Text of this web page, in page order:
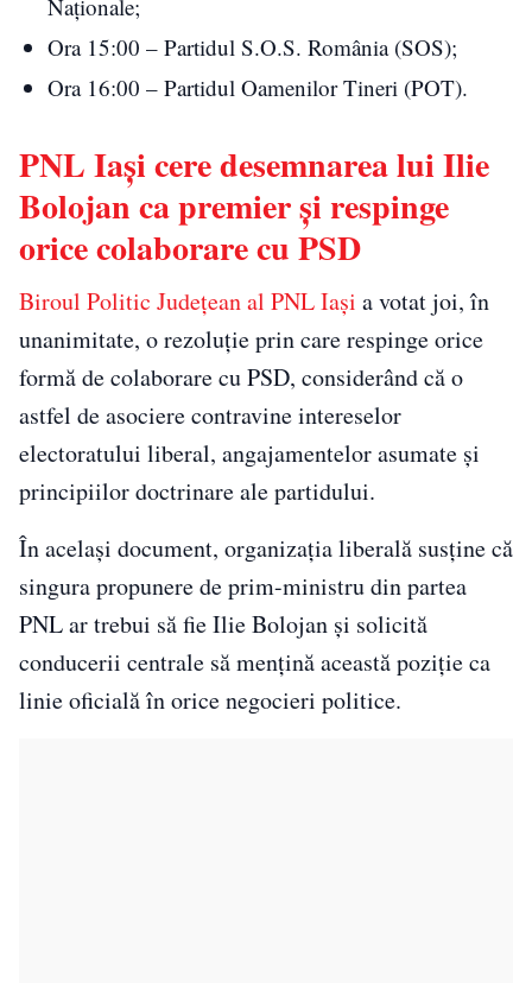
Naţionale;
Ora 15:00 – Partidul S.O.S. România (SOS);
Ora 16:00 – Partidul Oamenilor Tineri (POT).
PNL Iași cere desemnarea lui Ilie
Bolojan ca premier și respinge
orice colaborare cu PSD
Biroul Politic Județean al PNL Iași a votat joi, în
unanimitate, o rezoluție prin care respinge orice
formă de colaborare cu PSD, considerând că o
astfel de asociere contravine intereselor
electoratului liberal, angajamentelor asumate și
principiilor doctrinare ale partidului.
În același document, organizația liberală susține că
singura propunere de prim-ministru din partea
PNL ar trebui să fie Ilie Bolojan și solicită
conducerii centrale să mențină această poziție ca
linie oficială în orice negocieri politice.